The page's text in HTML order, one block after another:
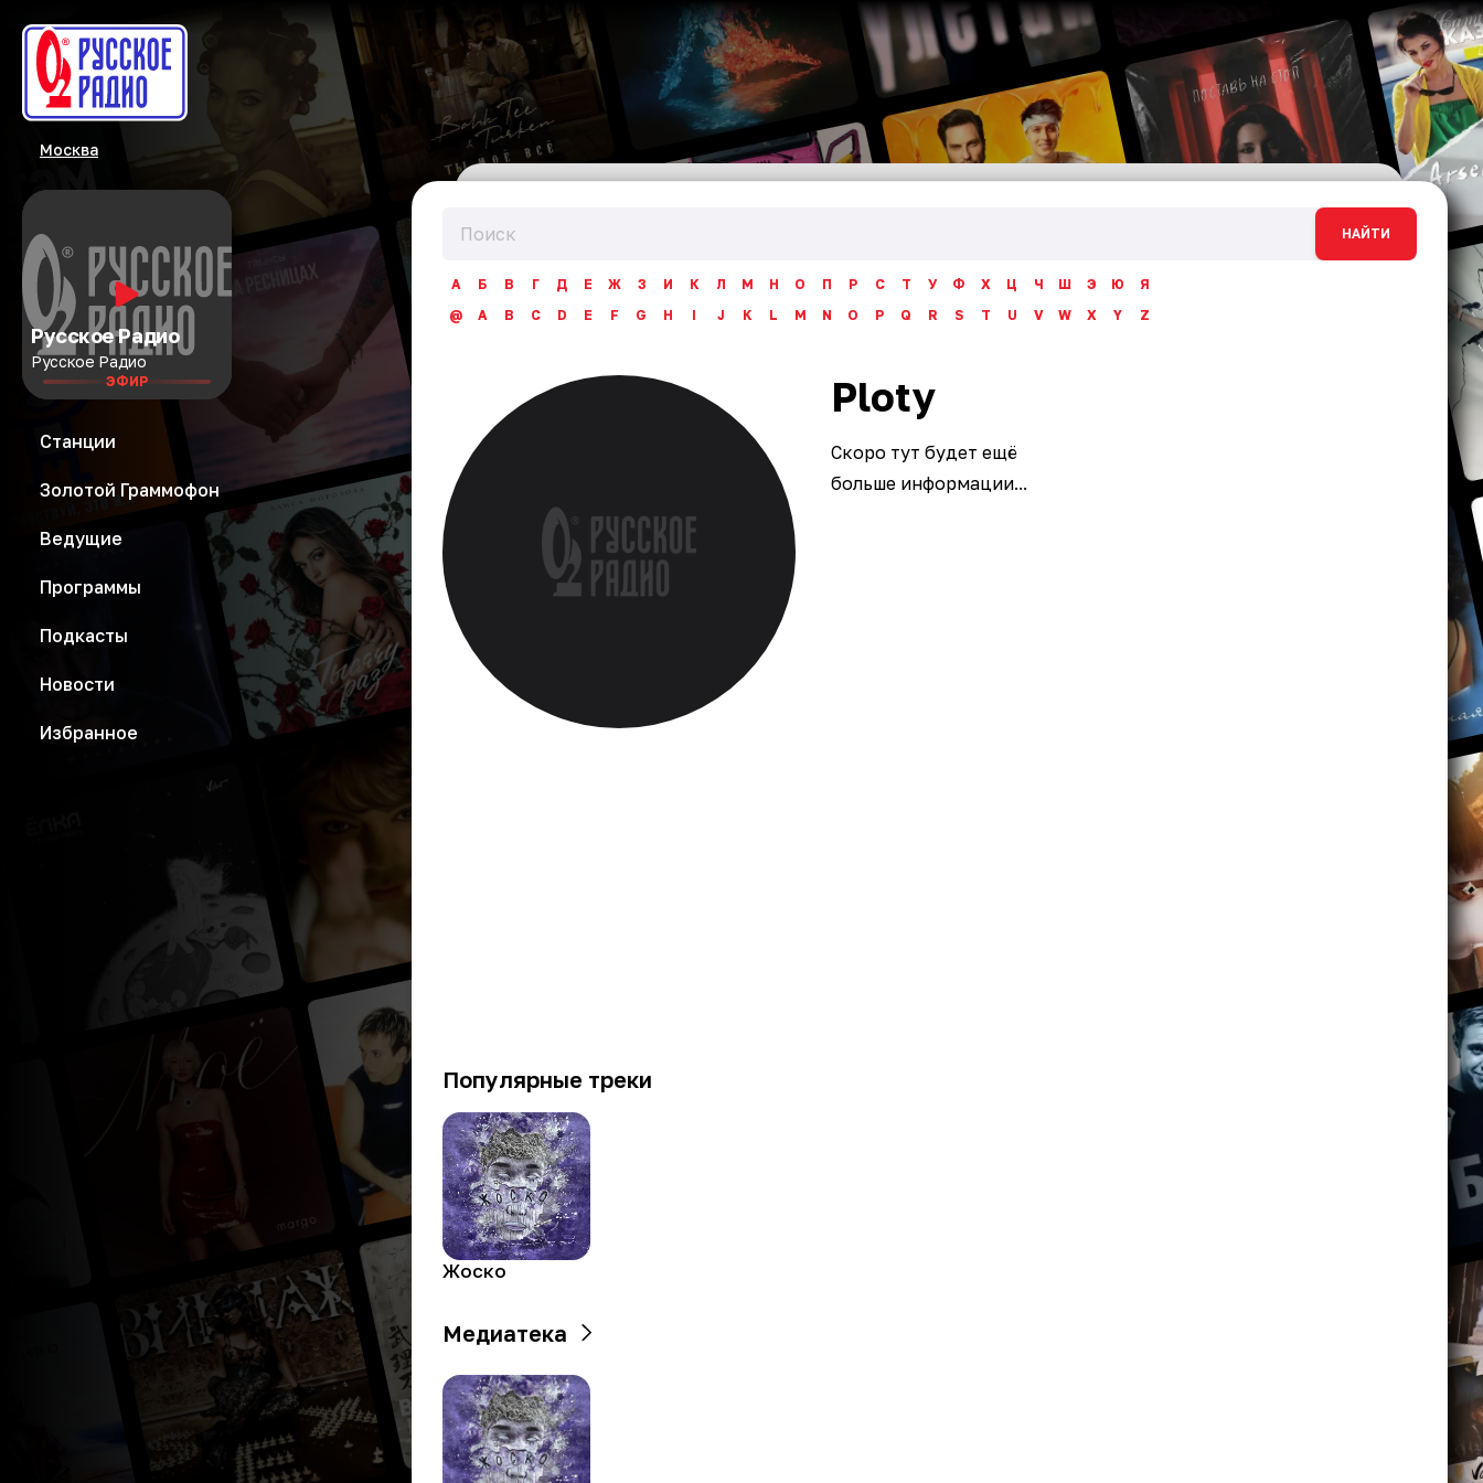
Москва
Русское Радио
Русское Радио
ЭФИР
Станции
Золотой Граммофон
Ведущие
Программы
Подкасты
Новости
Избранное
НАЙТИ
А Б В Г Д Е Ж З И К Л М Н О П Р С Т У Ф Х Ц Ч Ш Э Ю
Я
@
A B C D E F G H I J K L M N O P Q R S T U V W X Y Z
Ploty
Скоро тут будет ещё
больше информации...
Популярные треки
Жоско
Медиатека